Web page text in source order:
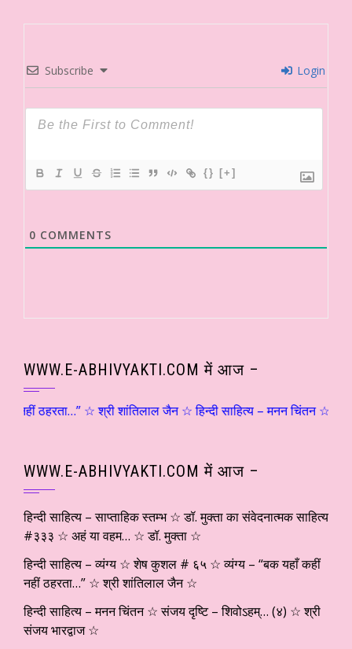
Subscribe Login
{} [+]
0 COMMENTS
WWW.E-ABHIVYAKTI.COM में आज –
☆ श्री शांतिलाल जैन ☆ हिन्दी साहित्य – मनन चिंतन ☆ संजय
WWW.E-ABHIVYAKTI.COM में आज –
हिन्दी साहित्य – साप्ताहिक स्तम्भ ☆ डॉ. मुक्ता का संवेदनात्मक साहित्य
#३३३ ☆ अहं या वहम… ☆ डॉ. मुक्ता ☆
हिन्दी साहित्य – व्यंग्य ☆ शेष कुशल # ६५ ☆ व्यंग्य – “बक यहाँ कहीं
नहीं ठहरता…” ☆ श्री शांतिलाल जैन ☆
हिन्दी साहित्य – मनन चिंतन ☆ संजय दृष्टि – शिवोऽहम्… (४) ☆ श्री
संजय भारद्वाज ☆